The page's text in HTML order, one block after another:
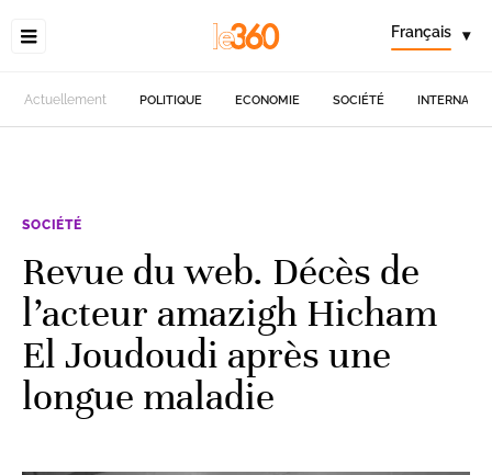
Français ▾
Actuellement POLITIQUE ECONOMIE SOCIÉTÉ
SOCIÉTÉ
Revue du web. Décès de
l’acteur amazigh Hicham
El Joudoudi après une
longue maladie